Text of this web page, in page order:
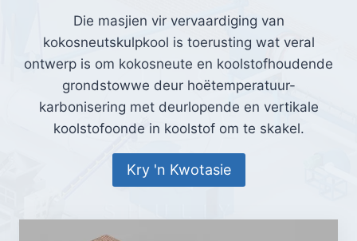
Die masjien vir vervaardiging van
kokosneutskulpkool is toerusting wat veral
ontwerp is om kokosneute en koolstofhoudende
grondstowwe deur hoëtemperatuur-
karbonisering met deurlopende en vertikale
koolstofoonde in koolstof om te skakel.
Kry 'n Kwotasie